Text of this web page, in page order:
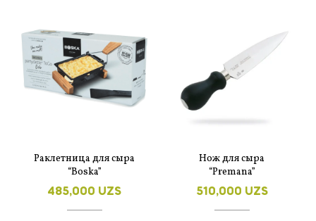
Раклетница для сыра
“Boska”
485,000 UZS
Нож для сыра
“Premana”
510,000 UZS